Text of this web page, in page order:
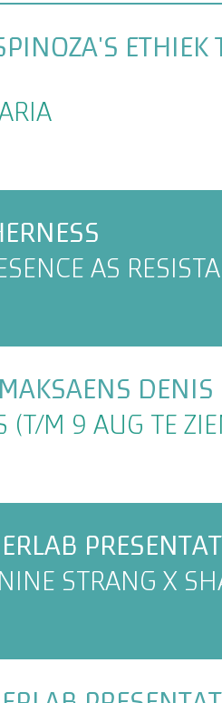
AS
DENIS
(T/M 9 AUG TE
STRANG X